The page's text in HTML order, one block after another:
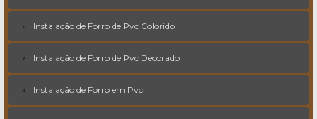
Instalação de Forro de Pvc Colorido
Instalação de Forro de Pvc Decorado
Instalação de Forro em Pvc